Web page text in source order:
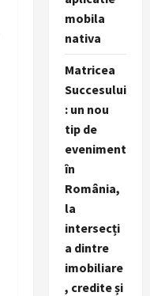
mobila
nativa
Matricea
Succesului
: un nou
tip de
eveniment
în
România,
la
intersecți
a dintre
imobiliare
, credite și